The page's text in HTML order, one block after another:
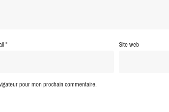
* Site web
pour mon prochain commentaire.